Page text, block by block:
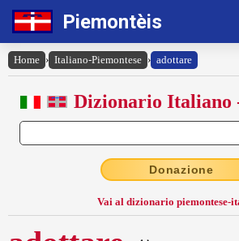
Piemontèis
Home › Italiano-Piemontese › adottare
Dizionario Italiano
Donazione
Vai al dizionario piemontese-